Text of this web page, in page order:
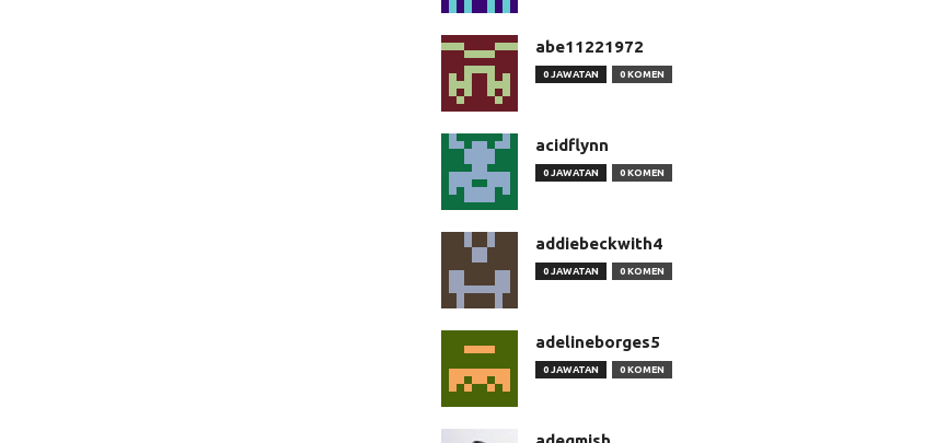
abe11221972
0 JAWATAN 0 KOMEN
acidflynn
0 JAWATAN 0 KOMEN
addiebeckwith4
0 JAWATAN 0 KOMEN
adelineborges5
0 JAWATAN 0 KOMEN